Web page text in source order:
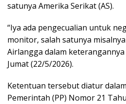
satunya Amerika Serikat (AS).
“Iya ada pengecualian untuk
monitor, salah satunya
Airlangga dalam
Jumat (22/5/2026).
Ketentuan tersebut diatur
Pemerintah (PP) Nomor 21